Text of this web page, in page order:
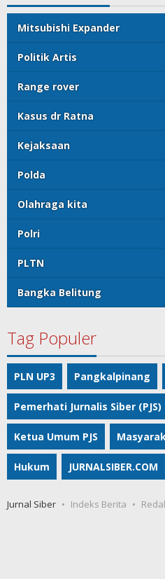
Mitsubishi Expander
Politik Artis
Range rover
Kasus dr Ratna
Kejaksaan
Polda
Olahraga kita
Polri
PLTN
Bangka Belitung
Tag Populer
PLN UP3 Pangkalpinang
Pemerhati Jurnalis Siber (PJS)
Ketua Umum PJS
Hukum JURNALSIBER.COM
Jurnal Siber Indeks Berita